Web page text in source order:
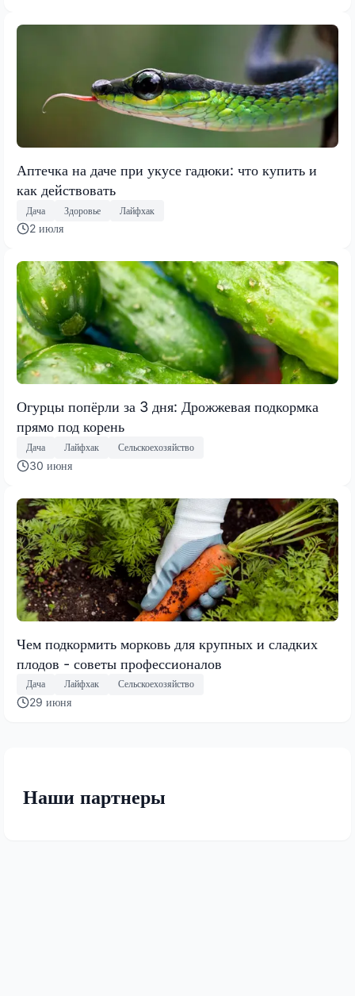
Аптечка на даче при укусе гадюки: что купить и
как действовать
Дача Здоровье Лайфхак
2 июля
Огурцы попёрли за 3 дня: Дрожжевая подкормка
прямо под корень
Дача Лайфхак Сельскоехозяйство
30 июня
Чем подкормить морковь для крупных и сладких
плодов - советы профессионалов
Дача Лайфхак Сельскоехозяйство
29 июня
Наши партнеры